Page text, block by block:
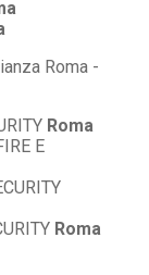
Roma
E
Roma